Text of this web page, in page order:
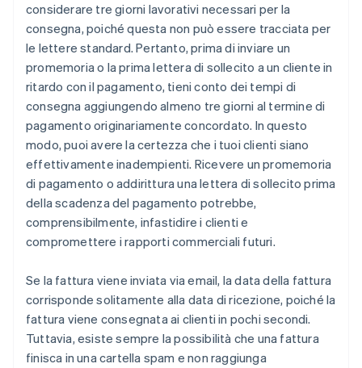
considerare tre giorni lavorativi necessari per la
consegna, poiché questa non può essere tracciata per
le lettere standard. Pertanto, prima di inviare un
promemoria o la prima lettera di sollecito a un cliente in
ritardo con il pagamento, tieni conto dei tempi di
consegna aggiungendo almeno tre giorni al termine di
pagamento originariamente concordato. In questo
modo, puoi avere la certezza che i tuoi clienti siano
effettivamente inadempienti. Ricevere un promemoria
di pagamento o addirittura una lettera di sollecito prima
della scadenza del pagamento potrebbe,
comprensibilmente, infastidire i clienti e
compromettere i rapporti commerciali futuri.
Se la fattura viene inviata via email, la data della fattura
corrisponde solitamente alla data di ricezione, poiché la
fattura viene consegnata ai clienti in pochi secondi.
Tuttavia, esiste sempre la possibilità che una fattura
finisca in una cartella spam e non raggiunga